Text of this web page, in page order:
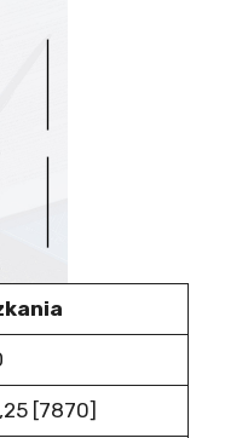
[7870]